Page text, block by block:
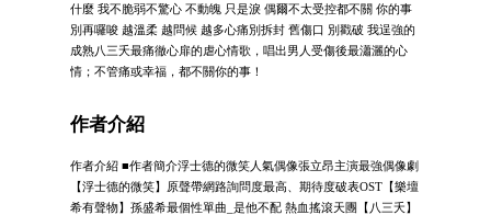
什麼 我不脆弱不驚心 不動魄 只是淚 偶爾不太受控都不關 你的事
別再囉唆 越溫柔 越問候 越多心痛別拆封 舊傷口 別戳破 我逞強的
成熟八三夭最痛徹心扉的虐心情歌，唱出男人受傷後最瀟灑的心
情；不管痛或幸福，都不關你的事！
作者介紹
作者介紹 ■作者簡介浮士德的微笑人氣偶像張立昂主演最強偶像劇
【浮士德的微笑】原聲帶網路詢問度最高、期待度破表OST【樂壇
希有聲物】孫盛希最個性單曲_是他不配 熱血搖滾天團【八三夭】